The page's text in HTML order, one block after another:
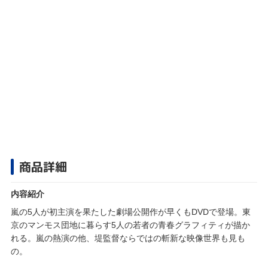
商品詳細
内容紹介
嵐の5人が初主演を果たした劇場公開作が早くもDVDで登場。東
京のマンモス団地に暮らす5人の若者の青春グラフィティが描か
れる。嵐の熱演の他、堤監督ならではの斬新な映像世界も見も
の。